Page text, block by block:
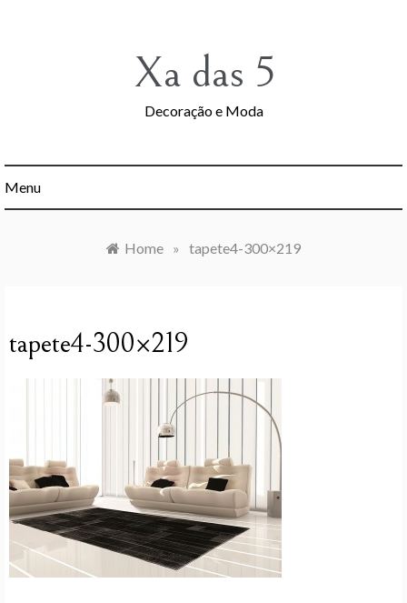
Xa das 5
Decoração e Moda
Menu
Home » tapete4-300×219
tapete4-300×219